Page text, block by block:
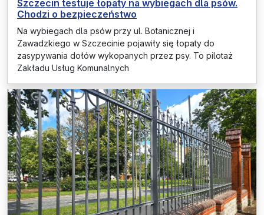
Szczecin testuje łopaty na wybiegach dla psów.
Chodzi o bezpieczeństwo
Na wybiegach dla psów przy ul. Botanicznej i
Zawadzkiego w Szczecinie pojawiły się łopaty do
zasypywania dołów wykopanych przez psy. To pilotaż
Zakładu Usług Komunalnych